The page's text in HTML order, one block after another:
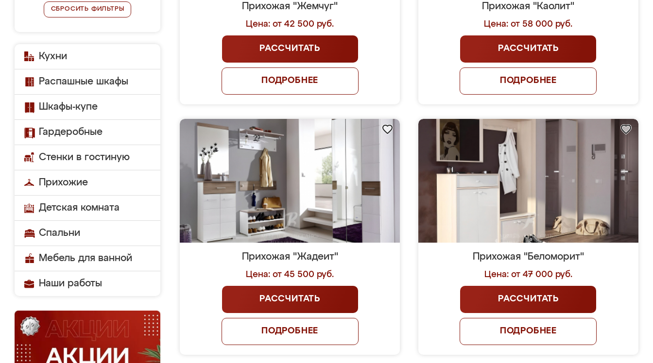
СБРОСИТЬ ФИЛЬТРЫ
Кухни
Распашные шкафы
Шкафы-купе
Гардеробные
Стенки в гостиную
Прихожие
Детская комната
Спальни
Мебель для ванной
Наши работы
Прихожая "Жемчуг"
Цена: от 42 500 руб.
РАССЧИТАТЬ
ПОДРОБНЕЕ
Прихожая "Каолит"
Цена: от 58 000 руб.
РАССЧИТАТЬ
ПОДРОБНЕЕ
Прихожая "Жадеит"
Цена: от 45 500 руб.
РАССЧИТАТЬ
ПОДРОБНЕЕ
Прихожая "Беломорит"
Цена: от 47 000 руб.
РАССЧИТАТЬ
ПОДРОБНЕЕ